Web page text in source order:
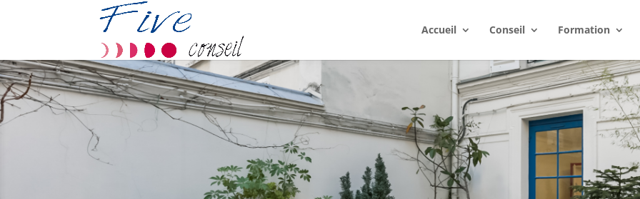
Accueil Conseil Formation